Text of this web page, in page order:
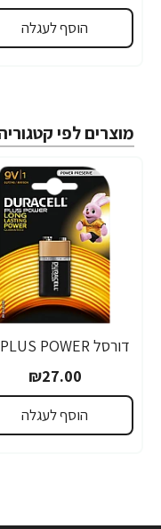
הוסף לעגלה
מוצרים לפי
₪27.00
הוסף לעגלה